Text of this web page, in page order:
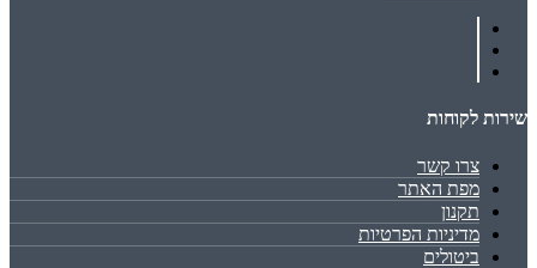
שירות לקוחות
צרו קשר
מפת האתר
תקנון
מדיניות הפרטיות
ביטולים